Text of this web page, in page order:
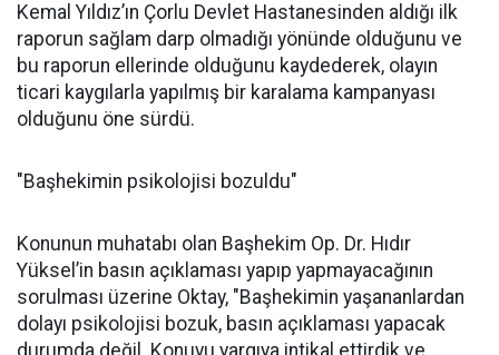
Kemal Yıldız’ın Çorlu Devlet Hastanesinden aldığı ilk
raporun sağlam darp olmadığı yönünde olduğunu ve
bu raporun ellerinde olduğunu kaydederek, olayın
ticari kaygılarla yapılmış bir karalama kampanyası
olduğunu öne sürdü.
"Başhekimin psikolojisi bozuldu"
Konunun muhatabı olan Başhekim Op. Dr. Hıdır
Yüksel’in basın açıklaması yapıp yapmayacağının
sorulması üzerine Oktay, "Başhekimin yaşananlardan
dolayı psikolojisi bozuk, basın açıklaması yapacak
durumda değil. Konuyu yargıya intikal ettirdik ve